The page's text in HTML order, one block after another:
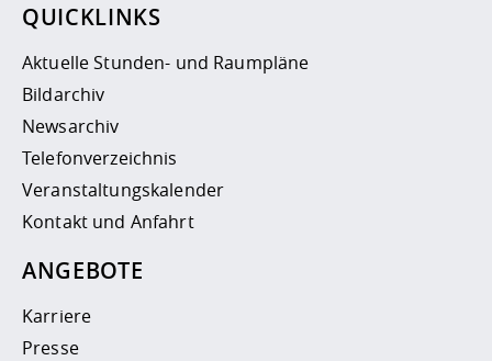
QUICKLINKS
Aktuelle Stunden- und Raumpläne
Bildarchiv
Newsarchiv
Telefonverzeichnis
Veranstaltungskalender
Kontakt und Anfahrt
ANGEBOTE
Karriere
Presse